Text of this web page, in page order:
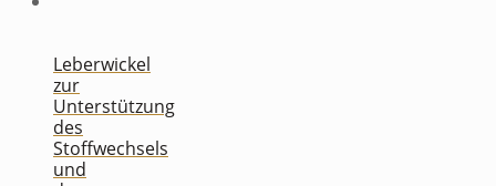
Leberwickel
zur
Unterstützung
des
Stoffwechsels
und